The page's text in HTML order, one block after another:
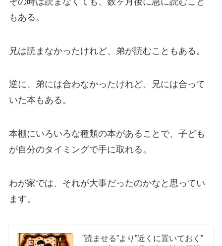
もある。
兄は読まなかったけれど、弟が読むこともある。
逆に、弟には合わなかったけれど、兄には合って
いた本もある。
本棚にいろいろな種類の本があることで、子ども
が自分のタイミングで手に取れる。
わが家では、それが大事だったのかなと思ってい
ます。
”読ませる”より”近くに置いておく”